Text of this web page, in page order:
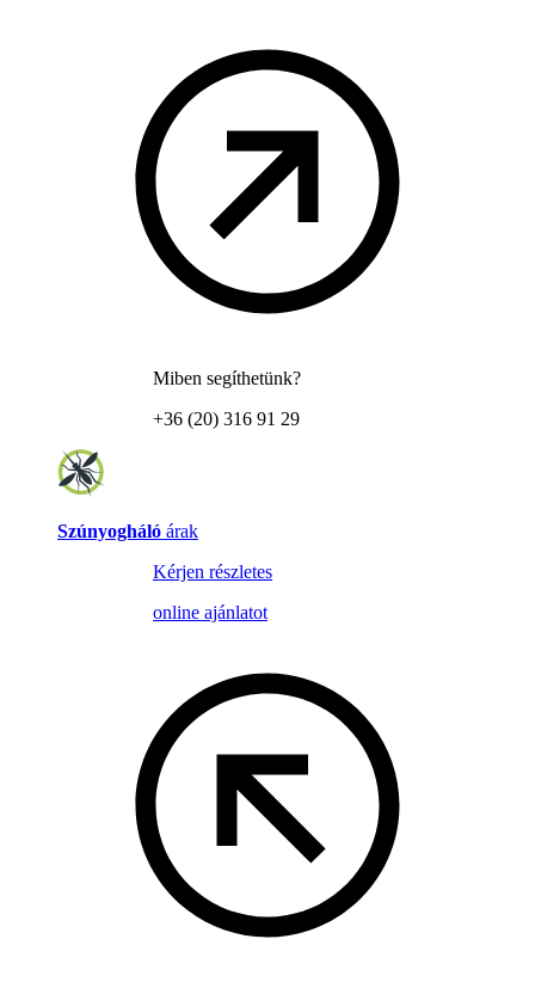
Miben segíthetünk?
+36 (20) 316 91 29
Szúnyogháló árak
Kérjen részletes
online ajánlatot